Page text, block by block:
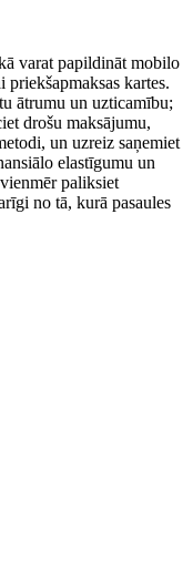
varat papildināt mobilo
kartes.
ātrumu un uzticamību;
drošu maksājumu,
un uzreiz saņemiet
elastīgumu un
paliksiet
no tā, kurā pasaules